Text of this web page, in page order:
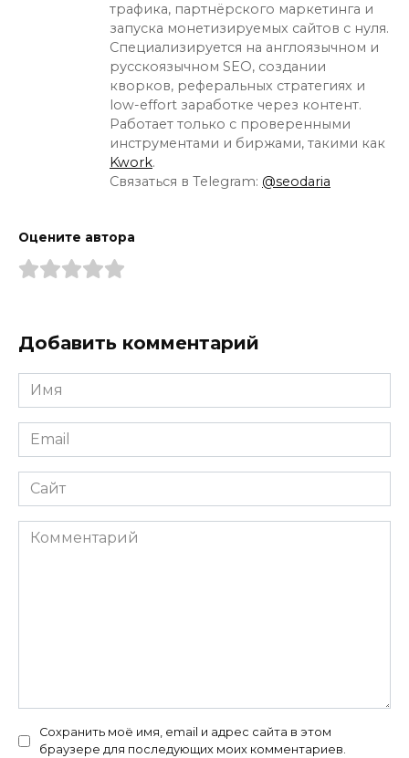
трафика, партнёрского маркетинга и
запуска монетизируемых сайтов с нуля.
Специализируется на англоязычном и
русскоязычном SEO, создании
кворков, реферальных стратегиях и
low-effort заработке через контент.
Работает только с проверенными
инструментами и биржами, такими как
Kwork.
Связаться в Telegram: @seodaria
Оцените автора
Добавить комментарий
Имя
*
Email
*
Сайт
Комментарий
Сохранить моё имя, email и адрес сайта в этом
браузере для последующих моих комментариев.